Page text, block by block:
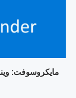
مايكروسوفت: ويندوز 11 حصين بذاته من